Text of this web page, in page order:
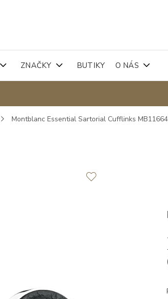
ZNAČKY BUTIKY O NÁS
Montblanc Essential Sartorial Cufflinks